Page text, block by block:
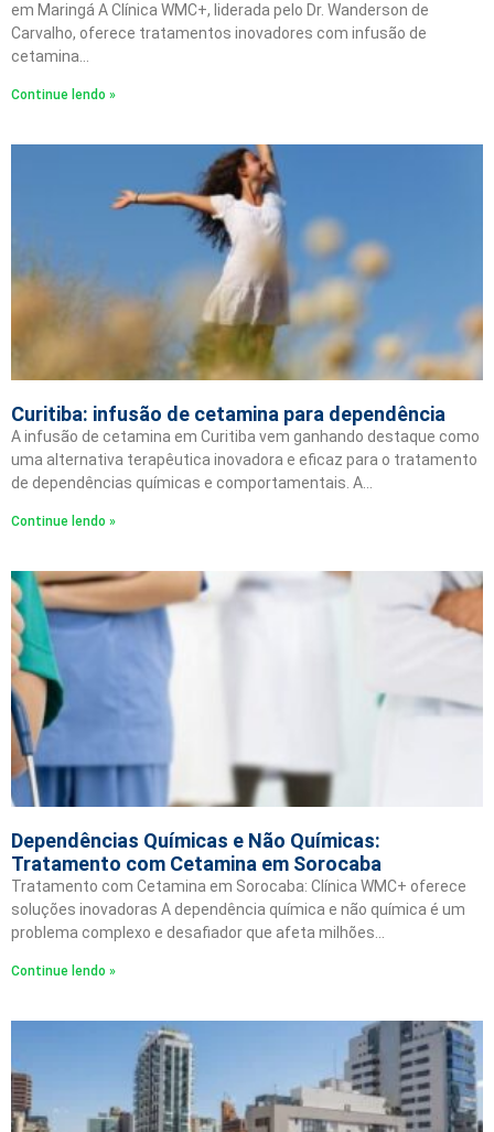
em Maringá A Clínica WMC+, liderada pelo Dr. Wanderson de
Carvalho, oferece tratamentos inovadores com infusão de
cetamina…
Continue lendo »
Curitiba: infusão de cetamina para dependência
A infusão de cetamina em Curitiba vem ganhando destaque como
uma alternativa terapêutica inovadora e eficaz para o tratamento
de dependências químicas e comportamentais. A…
Continue lendo »
Dependências Químicas e Não Químicas:
Tratamento com Cetamina em Sorocaba
Tratamento com Cetamina em Sorocaba: Clínica WMC+ oferece
soluções inovadoras A dependência química e não química é um
problema complexo e desafiador que afeta milhões…
Continue lendo »